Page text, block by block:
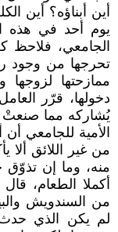
أين أبناؤه؟ أين
يوم أحد في هذه
الجامعي، فلاحظ
تحرجها من وجود
ممازحتها
دخولها، قرّر
يُشاركه مما صنعتْ
الأمية للجامعي
من غير اللائق ألا
منه، وما إن
أكملا الطعام،
من السندويش
لم يكن الذي حدث